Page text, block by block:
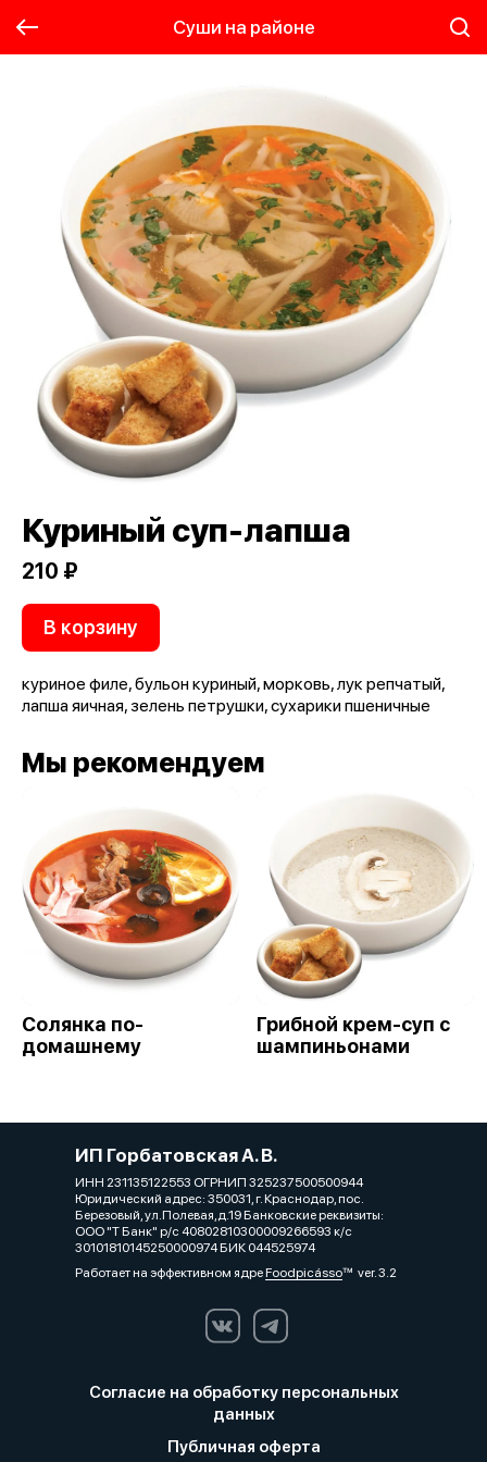
Суши на районе
Куриный суп-лапша
210 ₽
В корзину
куриное филе, бульон куриный, морковь, лук репчатый,
лапша яичная, зелень петрушки, сухарики пшеничные
Мы рекомендуем
Солянка по-
домашнему
Грибной крем-суп с
шампиньонами
ИП Горбатовская А. В.
ИНН 231135122553 ОГРНИП 325237500500944
Юридический адрес: 350031, г. Краснодар, пос.
Березовый, ул.Полевая,д.19 Банковские реквизиты:
ООО "Т Банк" р/с 40802810300009266593 к/с
30101810145250000974 БИК 044525974
Работает на эффективном ядреFoodpicássover. 3.2
Согласие на обработку персональных
данных
Публичная оферта